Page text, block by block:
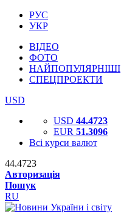
РУС
УКР
ВІДЕО
ФОТО
НАЙПОПУЛЯРНІШІ
СПЕЦПРОЕКТИ
USD
USD 44.4723
EUR 51.3096
Всі курси валют
44.4723
Авторизація
Пошук
RU